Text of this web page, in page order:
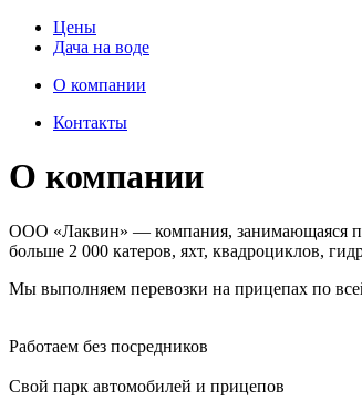
Цены
Дача на воде
О компании
Контакты
О компании
ООО «Лаквин» — компания, занимающаяся
больше 2 000 катеров, яхт, квадроциклов,
Мы выполняем перевозки на прицепах по
Работаем без посредников
Свой парк автомобилей и прицепов